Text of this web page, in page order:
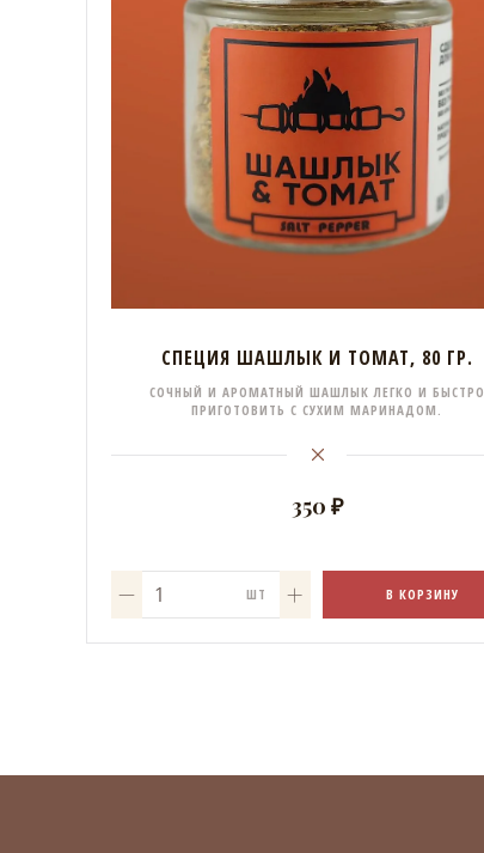
СПЕЦИЯ ШАШЛЫК И ТОМАТ, 80 ГР.
СОЧНЫЙ И АРОМАТНЫЙ ШАШЛЫК ЛЕГКО И БЫСТРО
ПРИГОТОВИТЬ С СУХИМ МАРИНАДОМ.
350 ₽
ШТ В КОРЗИНУ